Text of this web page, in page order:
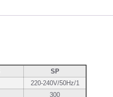
SP
220-240V/50Hz/1
300